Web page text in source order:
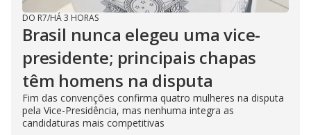
DO R7/HÁ 3 HORAS
Brasil nunca elegeu uma vice-
presidente; principais chapas
têm homens na disputa
Fim das convenções confirma quatro mulheres na disputa
pela Vice-Presidência, mas nenhuma integra as
candidaturas mais competitivas